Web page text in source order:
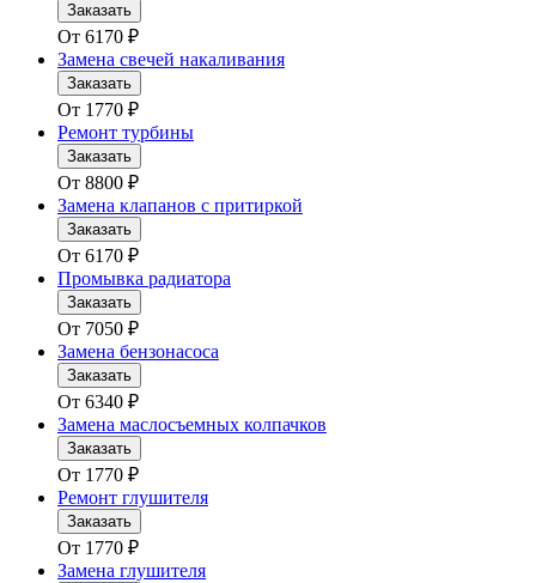
Заказать
От 6170 ₽
Замена свечей накаливания
Заказать
От 1770 ₽
Ремонт турбины
Заказать
От 8800 ₽
Замена клапанов с притиркой
Заказать
От 6170 ₽
Промывка радиатора
Заказать
От 7050 ₽
Замена бензонасоса
Заказать
От 6340 ₽
Замена маслосъемных колпачков
Заказать
От 1770 ₽
Ремонт глушителя
Заказать
От 1770 ₽
Замена глушителя